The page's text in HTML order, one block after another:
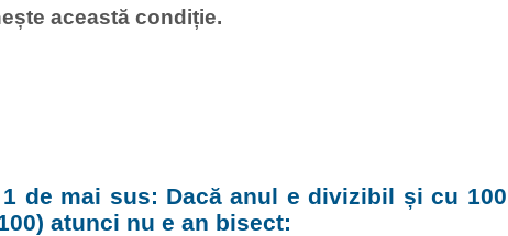
această condiție.
de mai sus: Dacă anul e divizibil și cu 100
atunci nu e an bisect: